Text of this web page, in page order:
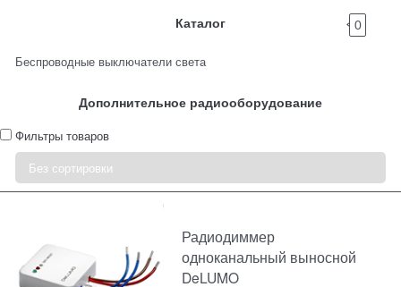
Каталог 0
Беспроводные выключатели света
Дополнительное радиооборудование
Фильтры товаров
Радиодиммер
одноканальный выносной
DeLUMO